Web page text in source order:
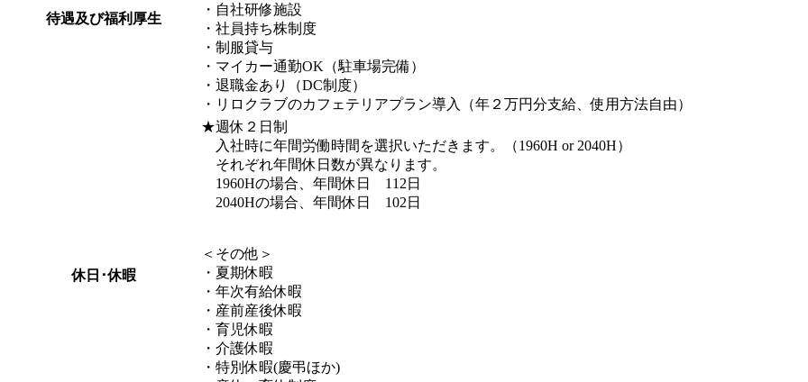
待遇及び福利厚生
・自社研修施設
・社員持ち株制度
・制服貸与
・マイカー通勤OK（駐車場完備）
・退職金あり（DC制度）
・リロクラブのカフェテリアプラン導入（年２万円分支給、使用方法自由）
休日･休暇
★週休２日制
入社時に年間労働時間を選択いただきます。（1960H or 2040H）
それぞれ年間休日数が異なります。
1960Hの場合、年間休日 112日
2040Hの場合、年間休日 102日
＜その他＞
・夏期休暇
・年次有給休暇
・産前産後休暇
・育児休暇
・介護休暇
・特別休暇(慶弔ほか)